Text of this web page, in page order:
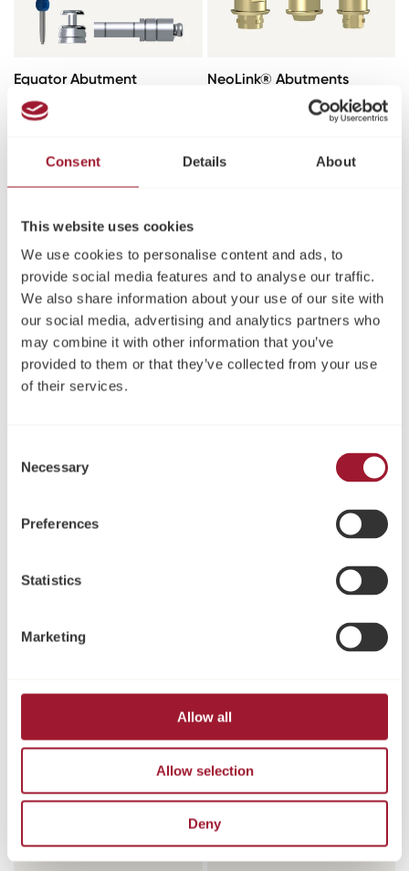
Consent Details About
This website uses cookies
We use cookies to personalise content and ads, to
provide social media features and to analyse our traffic.
We also share information about your use of our site with
our social media, advertising and analytics partners who
may combine it with other information that you’ve
provided to them or that they’ve collected from your use
of their services.
Selection
Necessary
Preferences
Statistics
Marketing
Allow all
Allow selection
Deny
Equator Abutment
Zubehör
NeoLink® Abutments
Titan und Gold & CoCr
Neoss ProActive® Edge
Implantate
Modellimplantat für
gedruckte Modelle
Heilungsabutment mit